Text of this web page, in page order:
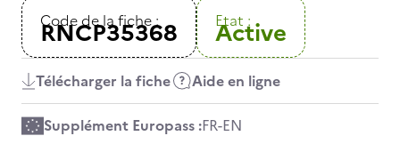
Code de la fiche :
RNCP35368 Etat :
Active
Télécharger la fiche Aide en ligne
Supplément Europass :FR-EN